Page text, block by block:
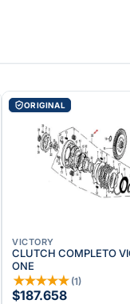
ORIGINAL
VICTORY
CLUTCH COMPLETO VICTORY
ONE
★★★★★ (1)
$187.658